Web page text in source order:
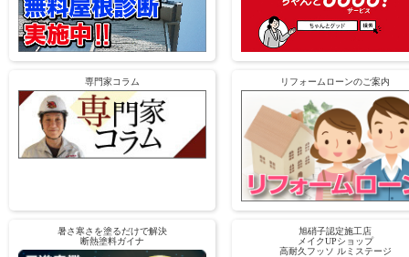
専門家コラム リフォームローンのご案内
暑さ寒さを塗るだけで解決
断熱塗料ガイナ
旭硝子認定施工店
メイクUPショップ
高耐久フッソ ルミステージ